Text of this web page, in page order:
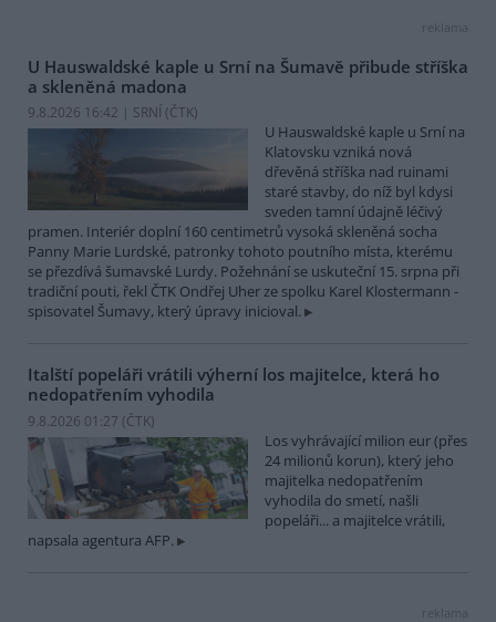
reklama
U Hauswaldské kaple u Srní na Šumavě přibude stříška
a skleněná madona
9.8.2026 16:42 | SRNÍ (ČTK)
U Hauswaldské kaple u Srní na
Klatovsku vzniká nová
dřevěná stříška nad ruinami
staré stavby, do níž byl kdysi
sveden tamní údajně léčivý
pramen. Interiér doplní 160 centimetrů vysoká skleněná socha
Panny Marie Lurdské, patronky tohoto poutního místa, kterému
se přezdívá šumavské Lurdy. Požehnání se uskuteční 15. srpna při
tradiční pouti, řekl ČTK Ondřej Uher ze spolku Karel Klostermann -
spisovatel Šumavy, který úpravy inicioval.
Italští popeláři vrátili výherní los majitelce, která ho
nedopatřením vyhodila
9.8.2026 01:27 (ČTK)
Los vyhrávající milion eur (přes
24 milionů korun), který jeho
majitelka nedopatřením
vyhodila do smetí, našli
popeláři... a majitelce vrátili,
napsala agentura AFP.
reklama